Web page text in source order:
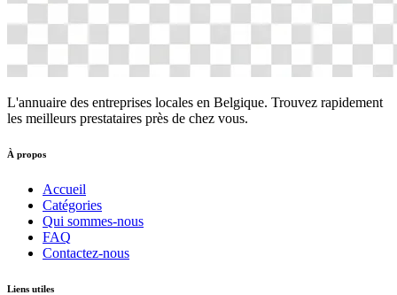
L'annuaire des entreprises locales en Belgique. Trouvez rapidement
les meilleurs prestataires près de chez vous.
À propos
Accueil
Catégories
Qui sommes-nous
FAQ
Contactez-nous
Liens utiles